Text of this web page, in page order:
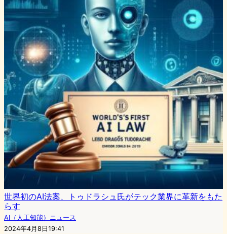
世界初のAI法案、トゥドラシュ氏がテック業界に革新をもた
らす
AI（人工知能）ニュース
2024年4月8日19:41